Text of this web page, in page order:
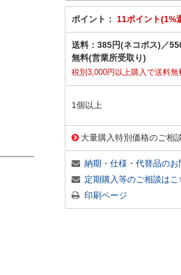
ポイント： 11ポイント(1%
送料： 385円(ネコポス) ／
無料(営業所受取り)
税別3,000円以上購入で送料無
1個以上
大量購入特別価格のご相
納期・仕様・代替品のお
定期購入等のご相談はこ
印刷ページ